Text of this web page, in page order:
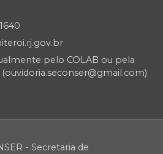
pelo COLAB ou pela
(ouvidoria.seconser@gmail.com)
- Secretaria de